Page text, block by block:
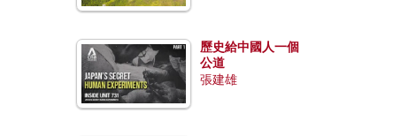
歷史給中國人一個
公道
張建雄